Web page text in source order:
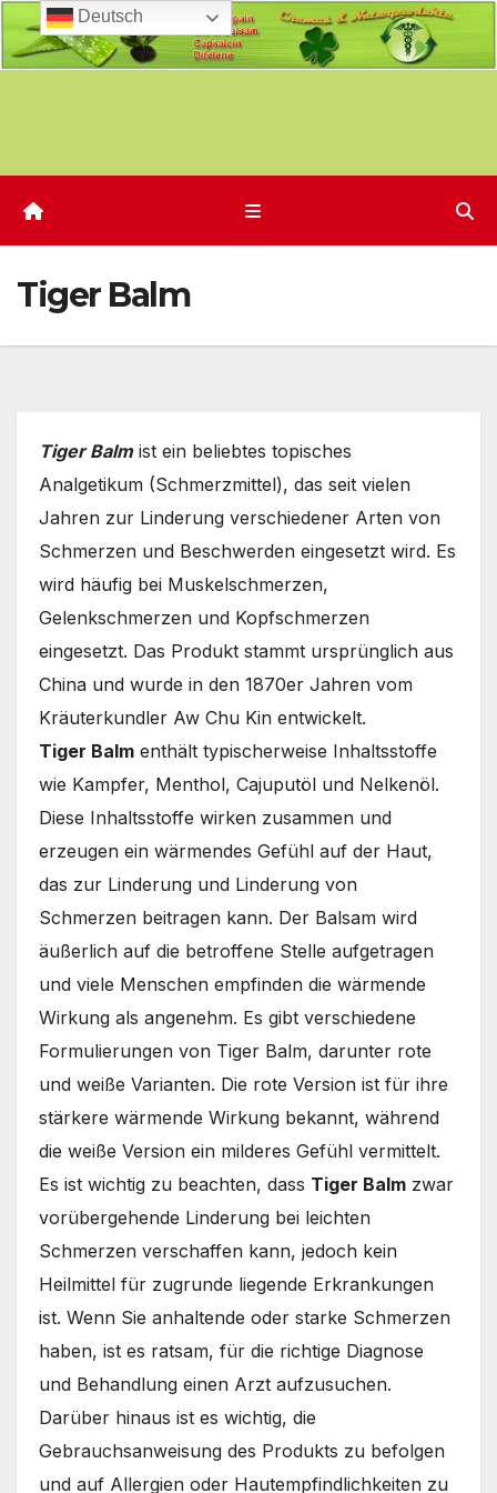
Tiger Balm
Tiger Balmist ein beliebtes topisches
Analgetikum (Schmerzmittel), das seit vielen
Jahren zur Linderung verschiedener Arten von
Schmerzen und Beschwerden eingesetzt wird. Es
wird häufig bei Muskelschmerzen,
Gelenkschmerzen und Kopfschmerzen
eingesetzt. Das Produkt stammt ursprünglich aus
China und wurde in den 1870er Jahren vom
Kräuterkundler Aw Chu Kin entwickelt.
Tiger Balm enthält typischerweise Inhaltsstoffe
wie Kampfer, Menthol, Cajuputöl und Nelkenöl.
Diese Inhaltsstoffe wirken zusammen und
erzeugen ein wärmendes Gefühl auf der Haut,
das zur Linderung und Linderung von
Schmerzen beitragen kann. Der Balsam wird
äußerlich auf die betroffene Stelle aufgetragen
und viele Menschen empfinden die wärmende
Wirkung als angenehm. Es gibt verschiedene
Formulierungen von Tiger Balm, darunter rote
und weiße Varianten. Die rote Version ist für ihre
stärkere wärmende Wirkung bekannt, während
die weiße Version ein milderes Gefühl vermittelt.
Es ist wichtig zu beachten, dass Tiger Balm zwar
vorübergehende Linderung bei leichten
Schmerzen verschaffen kann, jedoch kein
Heilmittel für zugrunde liegende Erkrankungen
ist. Wenn Sie anhaltende oder starke Schmerzen
haben, ist es ratsam, für die richtige Diagnose
und Behandlung einen Arzt aufzusuchen.
Darüber hinaus ist es wichtig, die
Gebrauchsanweisung des Produkts zu befolgen
und auf Allergien oder Hautempfindlichkeiten zu
Deutsch